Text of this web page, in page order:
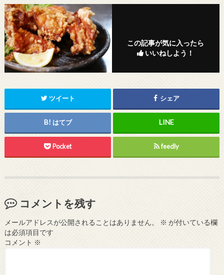
この記事が気に入ったら
いいねしよう！
ツイート シェア
はてブ
Pocket feedly
コメントを残す
メールアドレスが公開されることはありません。 ※ が付いている欄
は必須項目です
コメント ※